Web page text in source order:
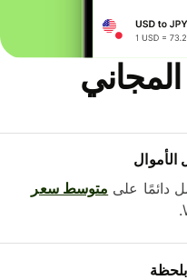
نزّل تطبيق Wise المجاني
دائمًا على متوسط ​​سعر